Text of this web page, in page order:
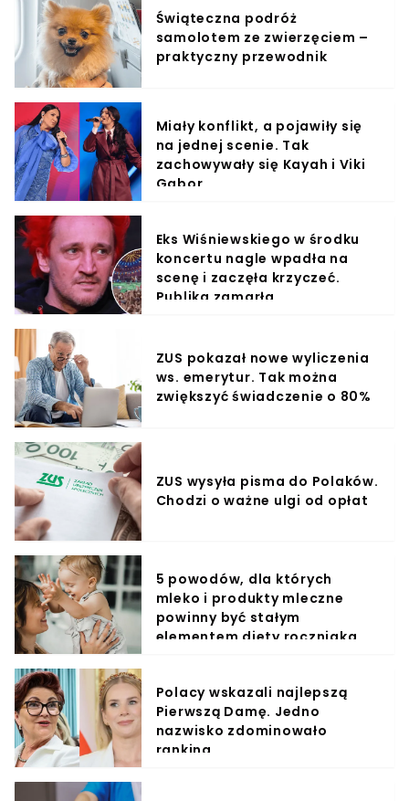
Świąteczna podróż
samolotem ze zwierzęciem –
praktyczny przewodnik
Miały konflikt, a pojawiły się
na jednej scenie. Tak
zachowywały się Kayah i Viki
Gabor
Eks Wiśniewskiego w środku
koncertu nagle wpadła na
scenę i zaczęła krzyczeć.
Publika zamarła
ZUS pokazał nowe wyliczenia
ws. emerytur. Tak można
zwiększyć świadczenie o 80%
ZUS wysyła pisma do Polaków.
Chodzi o ważne ulgi od opłat
5 powodów, dla których
mleko i produkty mleczne
powinny być stałym
elementem diety roczniaka
Polacy wskazali najlepszą
Pierwszą Damę. Jedno
nazwisko zdominowało
ranking